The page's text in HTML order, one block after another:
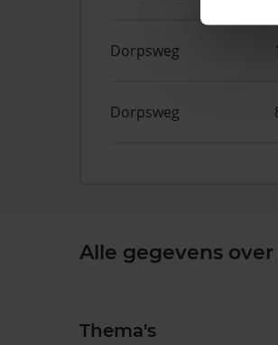
Dorpsweg
Dorpsweg
Alle gegevens
Thema's